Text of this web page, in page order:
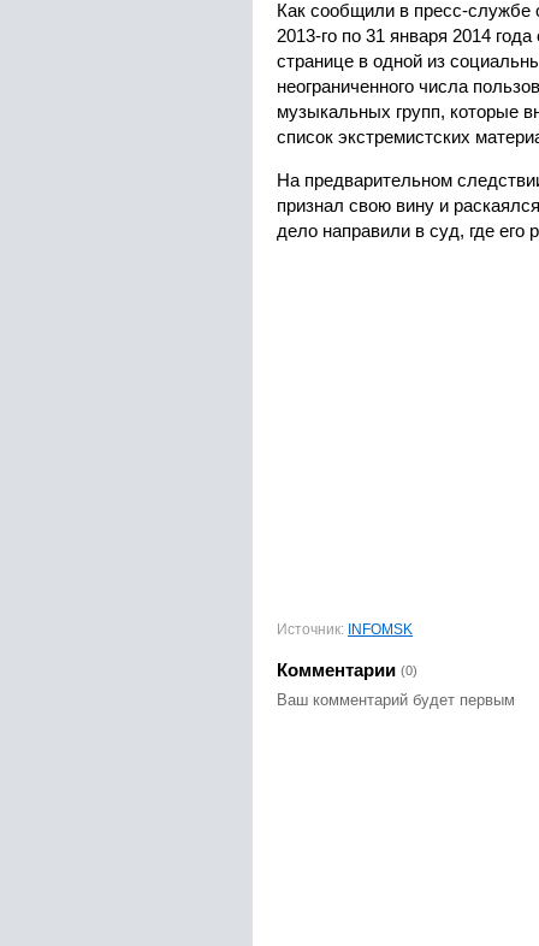
Как сообщили в пресс-службе
2013-го по 31 января 2014
странице в одной из
неограниченного числа
музыкальных групп, которые
список экстремистских
На предварительном
признал свою вину и
дело направили в суд, где его
Источник: INFOMSK
Комментарии (0)
Ваш комментарий будет первым